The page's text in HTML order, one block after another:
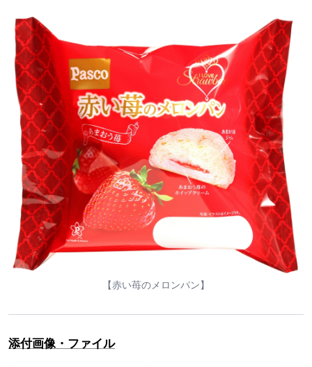
【赤い苺のメロンパン】
添付画像・ファイル